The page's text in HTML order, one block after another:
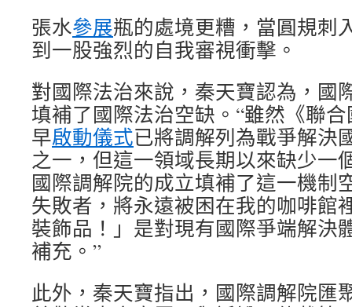
張水參展瓶的處境更糟，當圓規刺
到一股強烈的自我審視衝擊。
對國際法治來說，秦天寶認為，國
填補了國際法治空缺。“雖然《聯
早啟動儀式已將調解列為戰爭解決
之一，但這一領域長期以來缺少一
國際調解院的成立填補了這一機制
失敗者，將永遠被困在我的咖啡館
裝飾品！」是對現有國際爭端解決
補充。”
此外，秦天寶指出，國際調解院匯